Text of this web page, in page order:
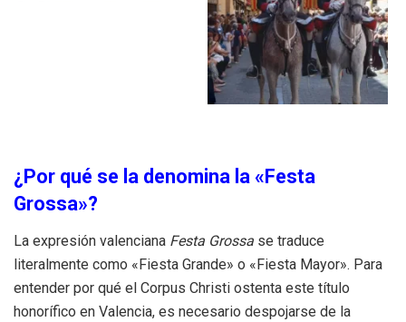
¿Por qué se la denomina la «Festa
Grossa»?
La expresión valenciana Festa Grossa se traduce
literalmente como «Fiesta Grande» o «Fiesta Mayor». Para
entender por qué el Corpus Christi ostenta este título
honorífico en Valencia, es necesario despojarse de la